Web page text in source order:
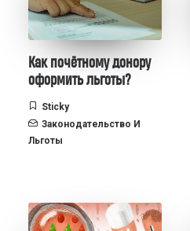
Как почётному донору
оформить льготы?
Sticky
Законодательство И
Льготы